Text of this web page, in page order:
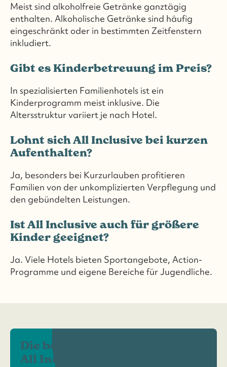
Meist sind alkoholfreie Getränke ganztägig
enthalten. Alkoholische Getränke sind häufig
eingeschränkt oder in bestimmten Zeitfenstern
inkludiert.
Gibt es Kinderbetreuung im Preis?
In spezialisierten Familienhotels ist ein
Kinderprogramm meist inklusive. Die
Altersstruktur variiert je nach Hotel.
Lohnt sich All Inclusive bei kurzen
Aufenthalten?
Ja, besonders bei Kurzurlauben profitieren
Familien von der unkomplizierten Verpflegung und
den gebündelten Leistungen.
Ist All Inclusive auch für größere
Kinder geeignet?
Ja. Viele Hotels bieten Sportangebote, Action-
Programme und eigene Bereiche für Jugendliche.
Die besten Familienhotels mit
All Inclusive entdecken